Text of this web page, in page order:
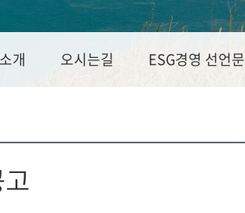
개 오시는길 ESG경영 선언문